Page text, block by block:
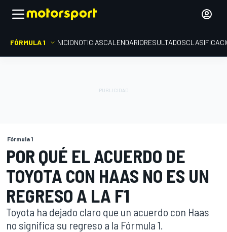
FÓRMULA 1 INICIONOTICIASCALENDARIORESULTADOS
Fórmula 1
POR QUÉ EL ACUERDO DE
TOYOTA CON HAAS NO ES UN
REGRESO A LA F1
Toyota ha dejado claro que un acuerdo con Haas
no significa su regreso a la Fórmula 1.